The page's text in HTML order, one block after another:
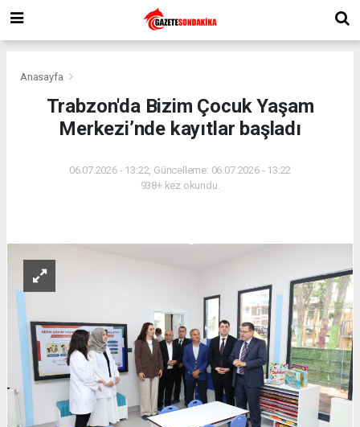
Anasayfa
Trabzon'da Bizim Çocuk Yaşam
Merkezi’nde kayıtlar başladı
06.07.2026 - 13:22, Güncelleme: 06.07.2026 - 13:22
938+ kez okundu.